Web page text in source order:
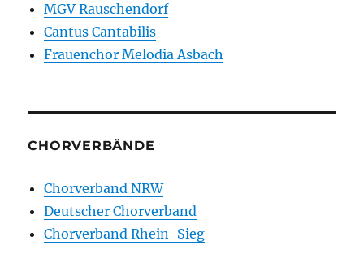
MGV Rauschendorf
Cantus Cantabilis
Frauenchor Melodia Asbach
CHORVERBÄNDE
Chorverband NRW
Deutscher Chorverband
Chorverband Rhein-Sieg